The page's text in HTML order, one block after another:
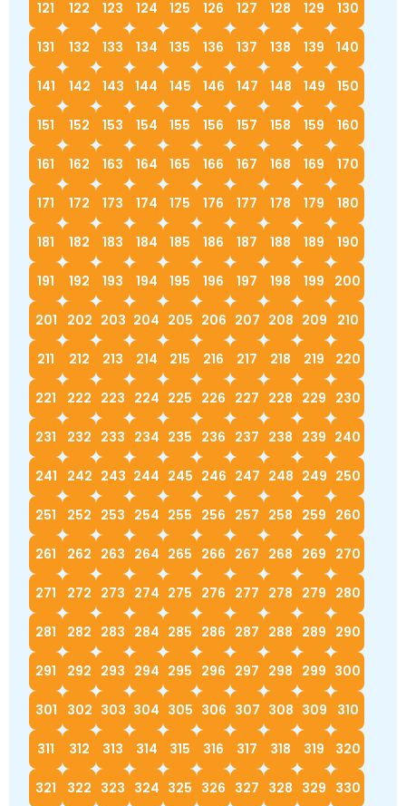
121 122 123 124 125 126 127 128 129 130
131 132 133 134 135 136 137 138 139 140
141 142 143 144 145 146 147 148 149 150
151 152 153 154 155 156 157 158 159 160
161 162 163 164 165 166 167 168 169 170
171 172 173 174 175 176 177 178 179 180
181 182 183 184 185 186 187 188 189 190
191 192 193 194 195 196 197 198 199 200
201 202 203 204 205 206 207 208 209 210
211 212 213 214 215 216 217 218 219 220
221 222 223 224 225 226 227 228 229 230
231 232 233 234 235 236 237 238 239 240
241 242 243 244 245 246 247 248 249 250
251 252 253 254 255 256 257 258 259 260
261 262 263 264 265 266 267 268 269 270
271 272 273 274 275 276 277 278 279 280
281 282 283 284 285 286 287 288 289 290
291 292 293 294 295 296 297 298 299 300
301 302 303 304 305 306 307 308 309 310
311 312 313 314 315 316 317 318 319 320
321 322 323 324 325 326 327 328 329 330